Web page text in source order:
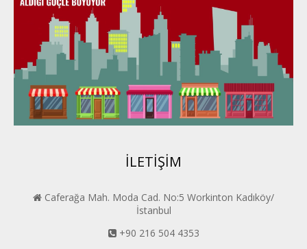
Karadeniz Perder
Konya PERDER
Van PERDER
BEYPER
İLETİŞİM
Caferağa Mah. Moda Cad. No:5 Workinton Kadıköy/
İstanbul
+90 216 504 4353